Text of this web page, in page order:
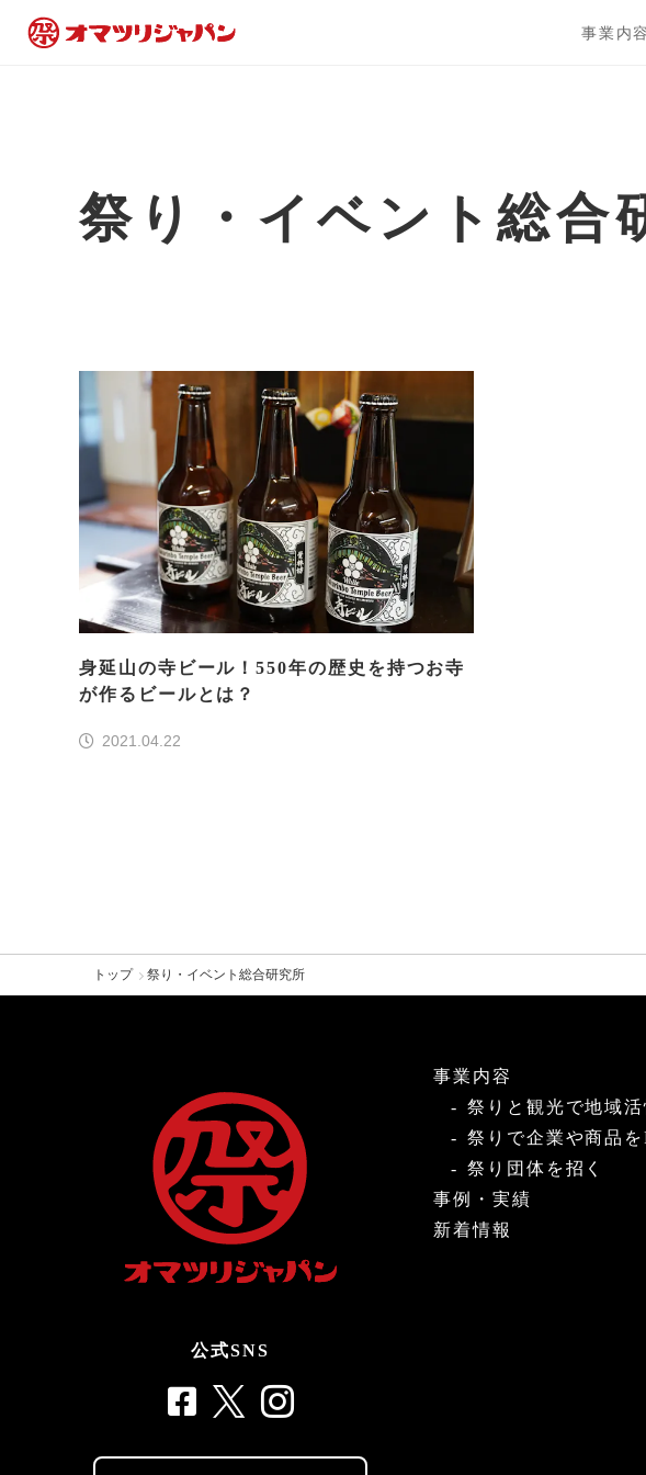
事業内容
祭り・イベント総合
身延山の寺ビール！550年の歴史を持つお寺
が作るビールとは？
2021.04.22
トップ 祭り・イベント総合研究所
公式SNS
事業内容
祭りと観光で地域活
祭りで企業や商品を
祭り団体を招く
事例・実績
新着情報